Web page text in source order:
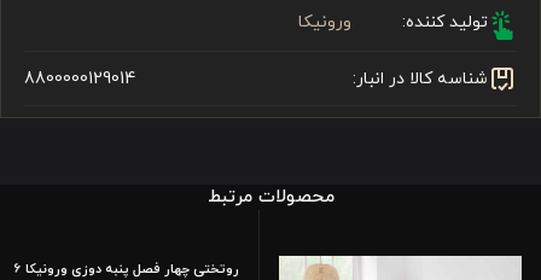
تولید کننده: ورونیکا
شناسه کالا در انبار: 8800000129014
محصولات مرتبط
روتختی چهار فصل پنبه دوزی ورونیکا 6